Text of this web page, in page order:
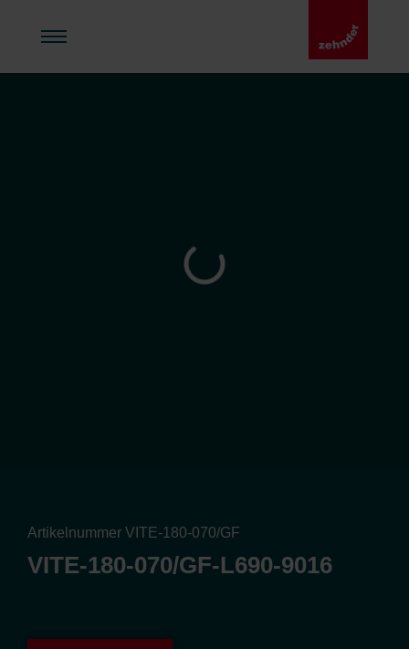
Artikelnummer VITE-180-070/GF
VITE-180-070/GF-L690-9016